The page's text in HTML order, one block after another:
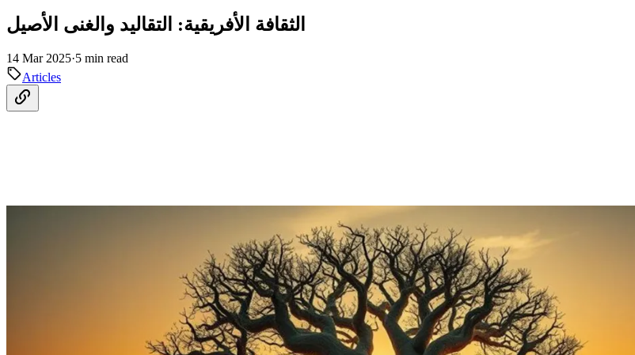
الثقافة الأفريقية: التقاليد والغنى الأصيل
14 Mar 2025·5 min read
Articles